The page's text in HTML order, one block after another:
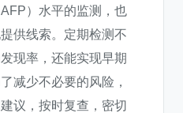
）水平的监测，也
供线索。定期检测不
现率，还能实现早期
减少不必要的风险，
议，按时复查，密切